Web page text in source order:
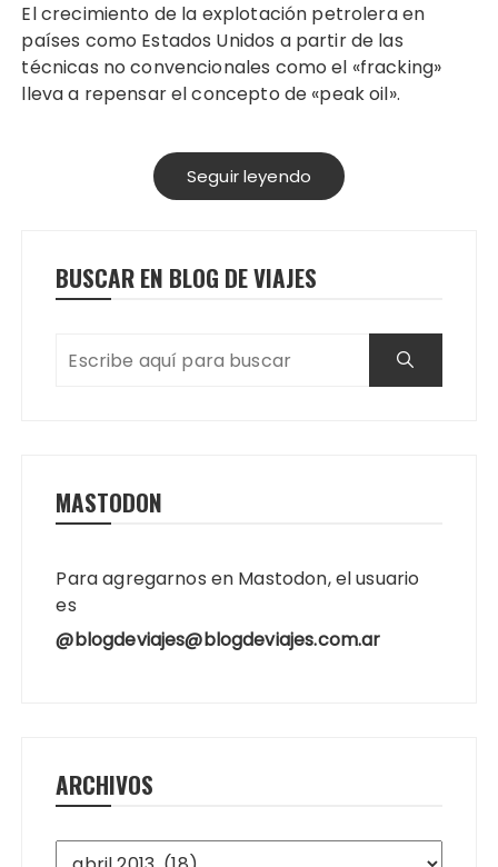
El crecimiento de la explotación petrolera en
países como Estados Unidos a partir de las
técnicas no convencionales como el «fracking»
lleva a repensar el concepto de «peak oil».
Seguir leyendo
BUSCAR EN BLOG DE VIAJES
MASTODON
Para agregarnos en Mastodon, el usuario
es
@blogdeviajes@blogdeviajes.com.ar
ARCHIVOS
Archivos